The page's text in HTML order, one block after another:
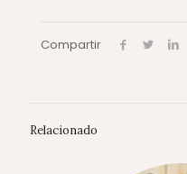
Compartir
Relacionado